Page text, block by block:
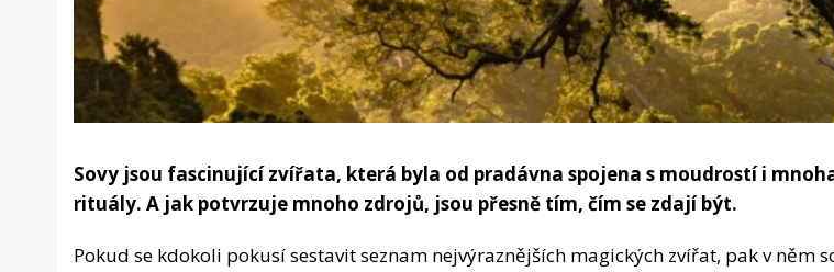
Sovy jsou fascinující zvířata, která byla od pradávna spojena s moudrostí i
rituály. A jak potvrzuje mnoho zdrojů, jsou přesně tím, čím se zdají být.
Pokud se kdokoli pokusí sestavit seznam nejvýraznějších magických zvířat, pak v něm